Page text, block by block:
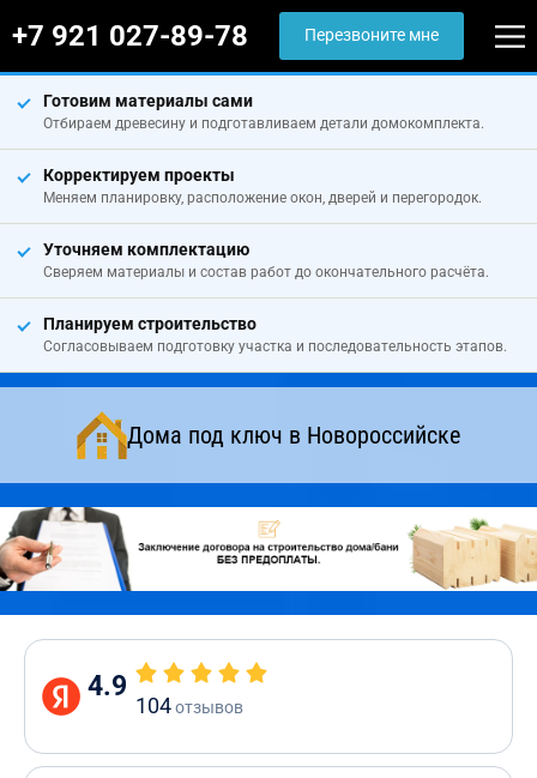
+7 921 027-89-78 Перезвоните мне
Готовим материалы сами
Отбираем древесину и подготавливаем детали домокомплекта.
Корректируем проекты
Меняем планировку, расположение окон, дверей и перегородок.
Уточняем комплектацию
Сверяем материалы и состав работ до окончательного расчёта.
Планируем строительство
Согласовываем подготовку участка и последовательность этапов.
Дома под ключ в Новороссийске
4.9
104отзывов